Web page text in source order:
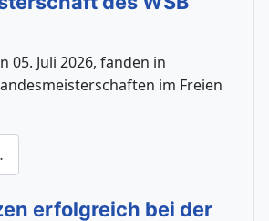
05. Juli 2026, fanden in
im Freien
erfolgreich bei der